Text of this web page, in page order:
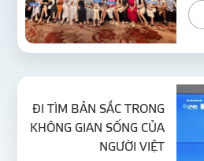
ĐI TÌM BẢN SẮC TRONG
KHÔNG GIAN SỐNG CỦA
NGƯỜI VIỆT